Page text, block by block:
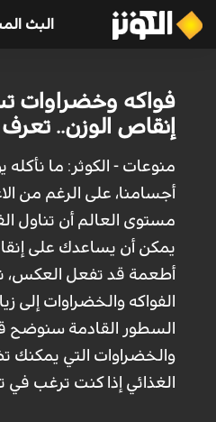
البث
فواكه وخضراوات
إنقاص الوزن.. تعرف
منوعات - الكوثر: ما
أجسامنا، على الرغم من
مستوى العالم أن تناول
يمكن أن يساعدك على
أطعمة قد تفعل العكس،
الفواكه والخضراوات إلى
السطور القادمة سنوضح
والخضراوات التي يمكنك
الغذائي إذا كنت ترغب في